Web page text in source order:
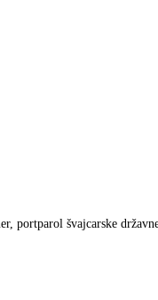
portparol švajcarske